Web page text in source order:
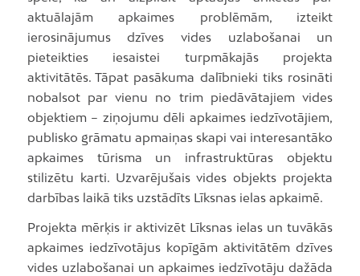
aktuālajām apkaimes problēmām, izteikt
ierosinājumus dzīves vides uzlabošanai un
pieteikties iesaistei turpmākajās projekta
aktivitātēs. Tāpat pasākuma dalībnieki tiks rosināti
nobalsot par vienu no trim piedāvātajiem vides
objektiem – ziņojumu dēli apkaimes iedzīvotājiem,
publisko grāmatu apmaiņas skapi vai interesantāko
apkaimes tūrisma un infrastruktūras objektu
stilizētu karti. Uzvarējušais vides objekts projekta
darbības laikā tiks uzstādīts Līksnas ielas apkaimē.
Projekta mērķis ir aktivizēt Līksnas ielas un tuvākās
apkaimes iedzīvotājus kopīgām aktivitātēm dzīves
vides uzlabošanai un apkaimes iedzīvotāju dažāda